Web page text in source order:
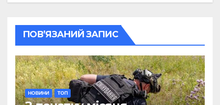
ПОВ’ЯЗАНИЙ ЗАПИС
НОВИНИ ТОП